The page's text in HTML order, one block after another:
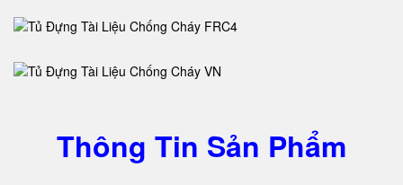
Thông Tin Sản Phẩm